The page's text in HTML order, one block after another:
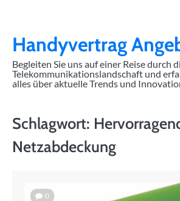
contentHandyvertrag
Begleiten Sie uns auf einer Reise durch
Telekommunikationslandschaft und
alles über aktuelle Trends und
Schlagwort:
Netzabdeckung
0